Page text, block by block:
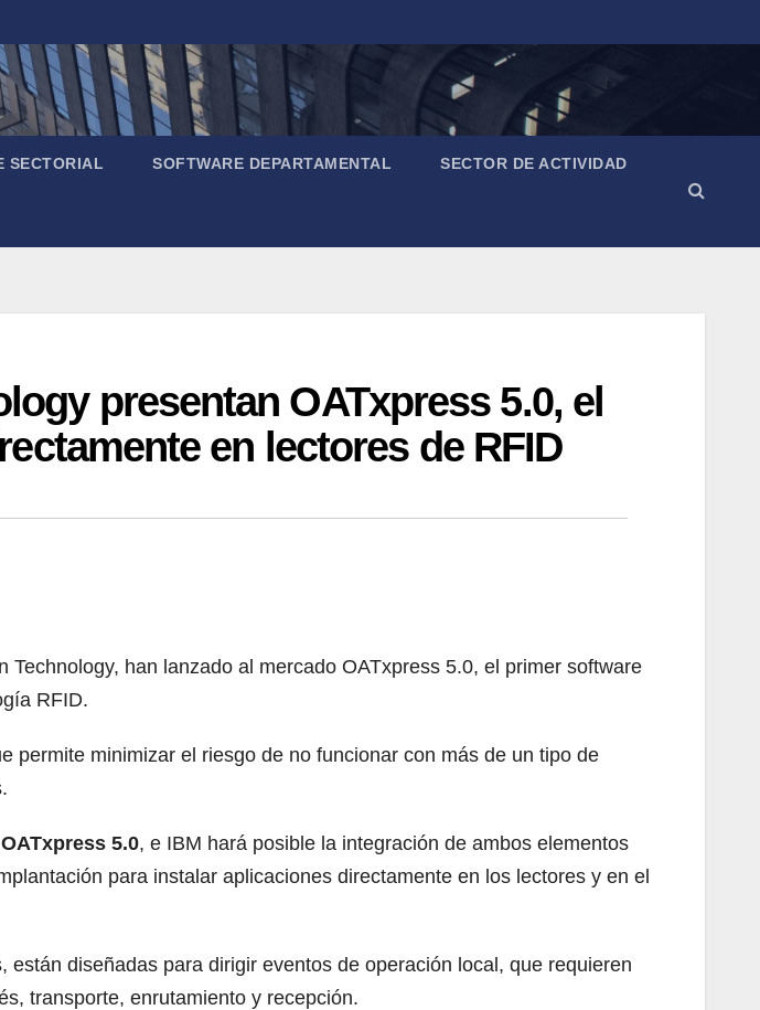
SECTORIAL SOFTWARE DEPARTAMENTAL SECTOR DE ACTIVIDAD
presentan OATxpress 5.0, el
en lectores de RFID
han lanzado al mercado OATxpress 5.0, el primer software
RFID.
permite minimizar el riesgo de no funcionar con más de un tipo de
OATxpress 5.0, e IBM hará posible la integración de ambos elementos
para instalar aplicaciones directamente en los lectores y en el
diseñadas para dirigir eventos de operación local, que requieren
transporte, enrutamiento y recepción.